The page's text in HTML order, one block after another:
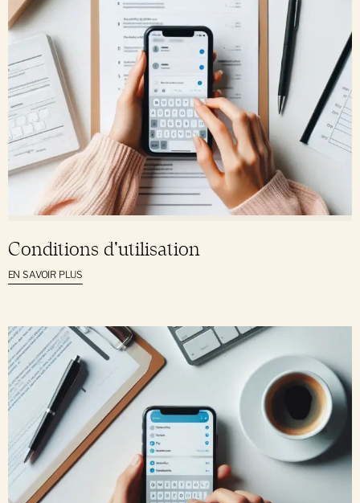
Conditions d'utilisation
EN SAVOIR PLUS